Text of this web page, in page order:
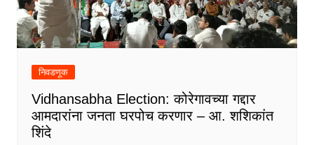
निवडणूक
Vidhansabha Election: कोरेगावच्या गद्दार
आमदारांना जनता घरपोच करणार – आ. शशिकांत
शिंदे